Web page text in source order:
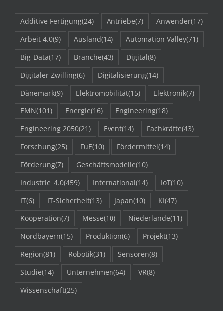
Additive Fertigung(24) Antriebe(7) Anwender(17)
Arbeit 4.0(9) Ausland(14) Automation Valley(71)
Big-Data(17) Branche(43) Digital(8)
Digitaler Zwilling(6) Digitalisierung(14)
Dänemark(9) Elektromobilität(15) Elektronik(7)
EMN(101) Energie(16) Engineering(18)
Engineering 2050(21) Event(14) Fachkräfte(43)
Forschung(25) FuE(10) Fördermittel(14)
Förderung(7) Geschäftsmodelle(10)
Industrie_4.0(459) International(14) IoT(10)
IT(6) IT-Sicherheit(13) Japan(10) KI(47)
Kooperation(7) Messe(10) Niederlande(11)
Nordbayern(15) Produktion(6) Projekt(13)
Region(81) Robotik(31) Sensoren(8)
Studie(14) Unternehmen(64) VR(8)
Wissenschaft(25)